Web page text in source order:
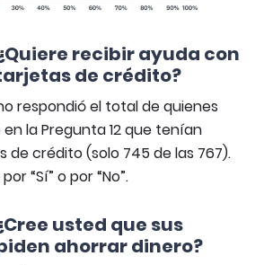
recibir ayuda con
de crédito?
respondió el total de quienes
la Pregunta 12 que tenían
de crédito (solo 745 de las 767).
“Sí” o por “No”.
usted que sus
ahorrar dinero?